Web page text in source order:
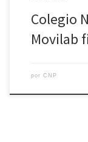
Colegio
Movilab
por CNP